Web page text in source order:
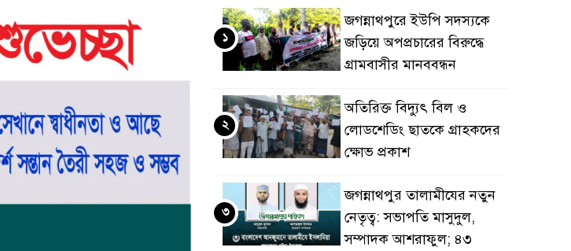
জগন্নাথপুরে ইউপি সদস্যকে
জড়িয়ে অপপ্রচারের বিরুদ্ধে
গ্রামবাসীর মানববন্ধন
১
অতিরিক্ত বিদ্যুৎ বিল ও
লোডশেডিং ছাতকে গ্রাহকদের
ক্ষোভ প্রকাশ
২
জগন্নাথপুর তালামীযের নতুন
নেতৃত্ব: সভাপতি মাসুদুল,
সম্পাদক আশরাফুল; ৪৩
৩